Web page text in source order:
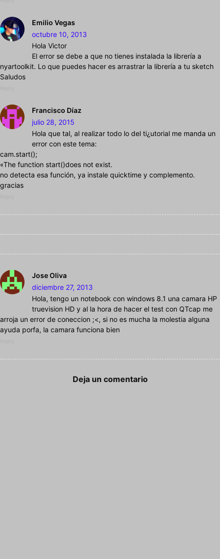
Emilio Vegas
octubre 10, 2013
Hola Victor
El error se debe a que no tienes instalada la librería a
nyartoolkit. Lo que puedes hacer es arrastrar la librería a tu sketch
Saludos
Francisco Díaz
julio 28, 2015
Hola que tal, al realizar todo lo del ti¿utorial me manda un
error con este tema:
cam.start();
«The function start()does not exist.
no detecta esa función, ya instale quicktime y complemento.
gracias
Jose Oliva
diciembre 27, 2013
Hola, tengo un notebook con windows 8.1 una camara HP
truevision HD y al la hora de hacer el test con QTcap me
arroja un error de coneccion ;<, si no es mucha la molestia alguna
ayuda porfa, la camara funciona bien
Deja un comentario